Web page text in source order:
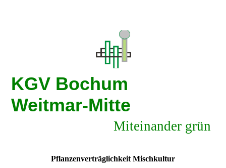
KGV Bochum
Weitmar-Mitte
Miteinander grün
Pflanzenverträglichkeit Mischkultur